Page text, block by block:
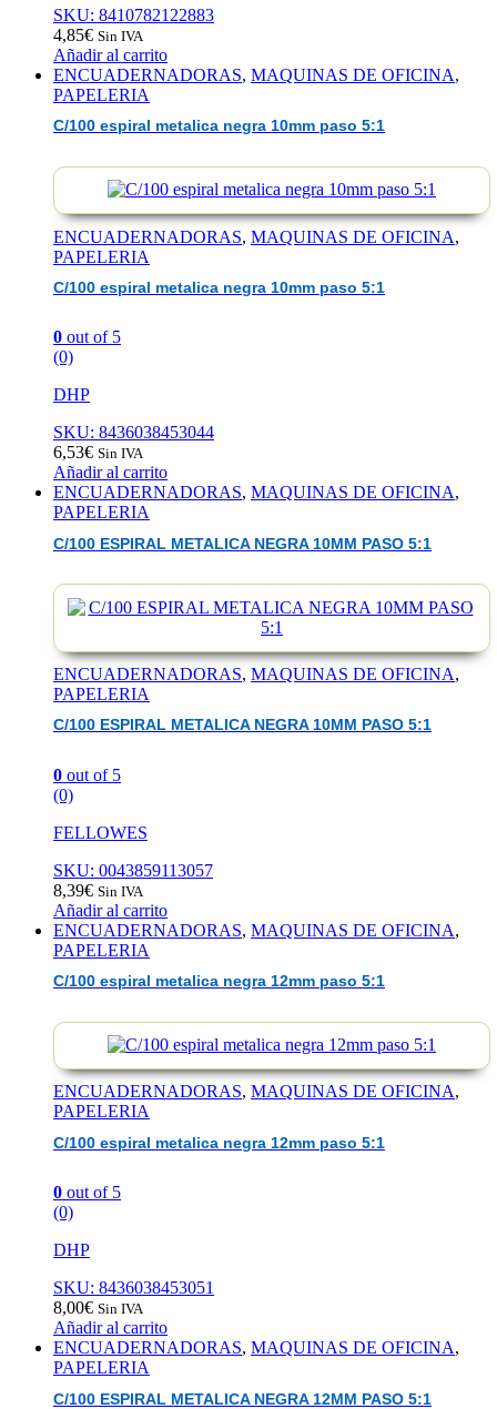
SKU: 8410782122883
4,85€ Sin IVA
Añadir al carrito
ENCUADERNADORAS, MAQUINAS DE OFICINA,
PAPELERIA
C/100 espiral metalica negra 10mm paso 5:1
ENCUADERNADORAS, MAQUINAS DE OFICINA,
PAPELERIA
C/100 espiral metalica negra 10mm paso 5:1
0 out of 5
(0)
DHP
SKU: 8436038453044
6,53€ Sin IVA
Añadir al carrito
ENCUADERNADORAS, MAQUINAS DE OFICINA,
PAPELERIA
C/100 ESPIRAL METALICA NEGRA 10MM PASO 5:1
ENCUADERNADORAS, MAQUINAS DE OFICINA,
PAPELERIA
C/100 ESPIRAL METALICA NEGRA 10MM PASO 5:1
0 out of 5
(0)
FELLOWES
SKU: 0043859113057
8,39€ Sin IVA
Añadir al carrito
ENCUADERNADORAS, MAQUINAS DE OFICINA,
PAPELERIA
C/100 espiral metalica negra 12mm paso 5:1
ENCUADERNADORAS, MAQUINAS DE OFICINA,
PAPELERIA
C/100 espiral metalica negra 12mm paso 5:1
0 out of 5
(0)
DHP
SKU: 8436038453051
8,00€ Sin IVA
Añadir al carrito
ENCUADERNADORAS, MAQUINAS DE OFICINA,
PAPELERIA
C/100 ESPIRAL METALICA NEGRA 12MM PASO 5:1